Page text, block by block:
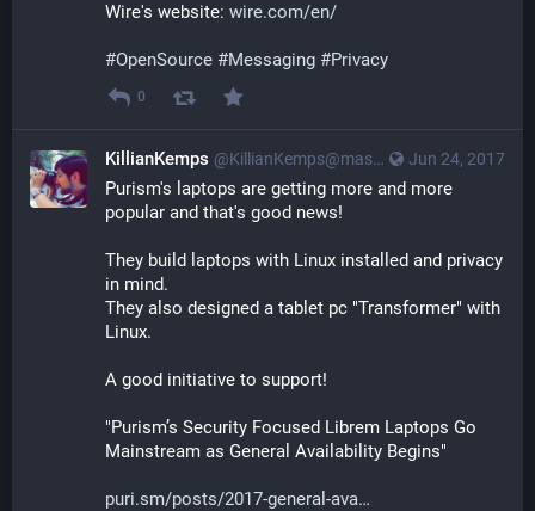
Wire's website: wire.com/en/
#OpenSource #Messaging #Privacy
0
Jun 24, 2017
KillianKemps @KillianKemps@mastodon.qowala.org
Purism's laptops are getting more and more
popular and that's good news!
They build laptops with Linux installed and privacy
in mind.
They also designed a tablet pc "Transformer" with
Linux.
A good initiative to support!
"Purism’s Security Focused Librem Laptops Go
Mainstream as General Availability Begins"
puri.sm/posts/2017-general-ava